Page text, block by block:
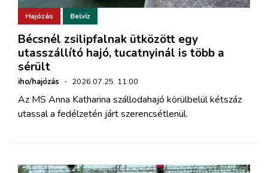
Hajózás Belvíz
Bécsnél zsilipfalnak ütközött egy
utasszállító hajó, tucatnyinál is több a
sérült
iho/hajózás · 2026.07.25. 11:00
Az MS Anna Katharina szállodahajó körülbelül kétszáz
utassal a fedélzetén járt szerencsétlenül.